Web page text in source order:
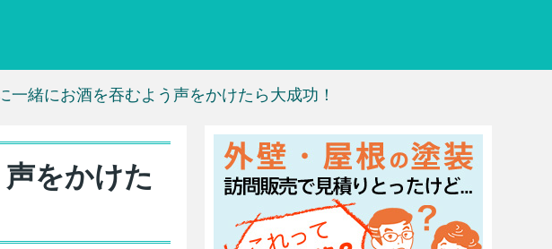
一緒にお酒を吞むよう声をかけたら大成功！
をかけた